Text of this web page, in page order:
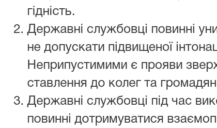
гідність.
Державні службовці повинні
не допускати підвищеної
Неприпустимими є прояви
ставлення до колег та
Державні службовці під час
повинні дотримуватися